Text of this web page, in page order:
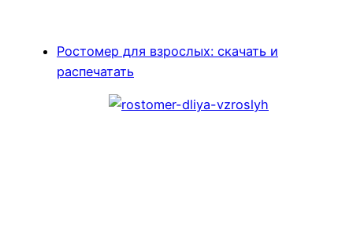
Ростомер для взрослых: скачать и
распечатать